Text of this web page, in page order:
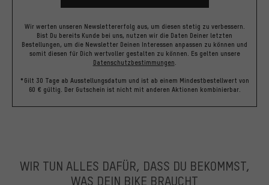
Wir werten unseren Newslettererfolg aus, um diesen stetig zu verbessern.
Bist Du bereits Kunde bei uns, nutzen wir die Daten Deiner letzten
Bestellungen, um die Newsletter Deinen Interessen anpassen zu können und
somit diesen für Dich wertvoller gestalten zu können. Es gelten unsere
Datenschutzbestimmungen
*Gilt 30 Tage ab Ausstellungsdatum und ist ab einem Mindestbestellwert von
60 € gültig. Der Gutschein ist nicht mit anderen Aktionen kombinierbar.
WIR TUN ALLES DAFÜR, DASS DU BEKOMMST,
WAS DEIN BIKE BRAUCHT